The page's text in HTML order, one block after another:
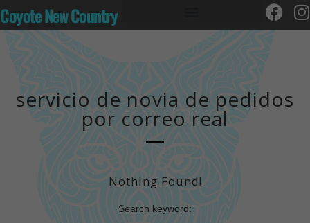
Coyote New Country
servicio de novia de pedidos
por correo real
Nothing Found!
Search keyword: